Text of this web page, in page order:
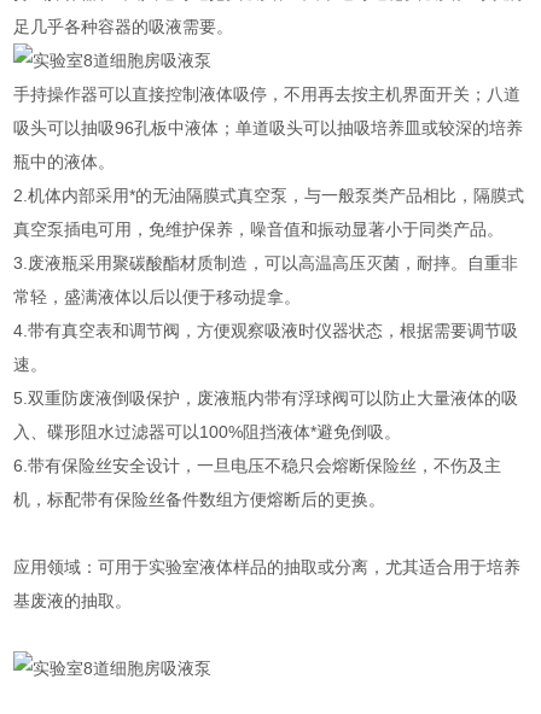
足几乎各种容器的吸液需要。
手持操作器可以直接控制液体吸停，不用再去按主机界面开关；八道
吸头可以抽吸96孔板中液体；单道吸头可以抽吸培养皿或较深的培养
瓶中的液体。
2.机体内部采用*的无油隔膜式真空泵，与一般泵类产品相比，隔膜式
真空泵插电可用，免维护保养，噪音值和振动显著小于同类产品。
3.废液瓶采用聚碳酸酯材质制造，可以高温高压灭菌，耐摔。自重非
常轻，盛满液体以后以便于移动提拿。
4.带有真空表和调节阀，方便观察吸液时仪器状态，根据需要调节吸
速。
5.双重防废液倒吸保护，废液瓶内带有浮球阀可以防止大量液体的吸
入、碟形阻水过滤器可以100%阻挡液体*避免倒吸。
6.带有保险丝安全设计，一旦电压不稳只会熔断保险丝，不伤及主
机，标配带有保险丝备件数组方便熔断后的更换。
应用领域：可用于实验室液体样品的抽取或分离，尤其适合用于培养
基废液的抽取。